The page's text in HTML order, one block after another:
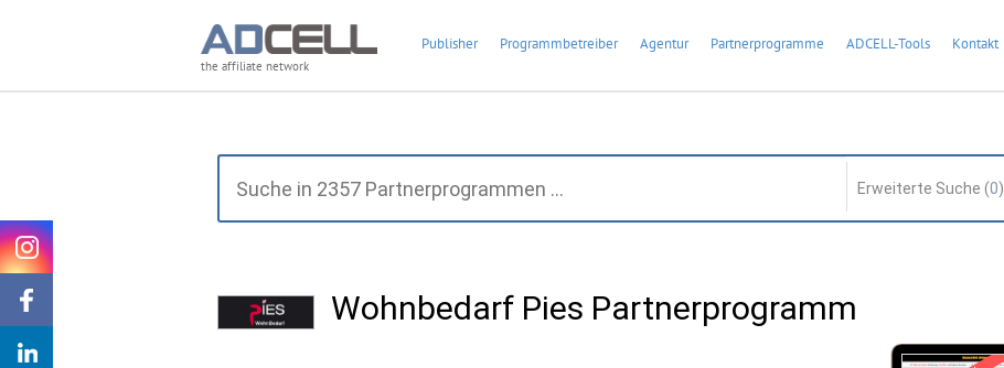
the affiliate network
Publisher Programmbetreiber Agentur Partnerprogramme ADCELL-Tools Kontakt
Erweiterte Suche (0)
Wohnbedarf Pies Partnerprogramm